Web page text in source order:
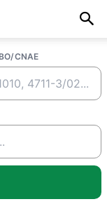
CNAE